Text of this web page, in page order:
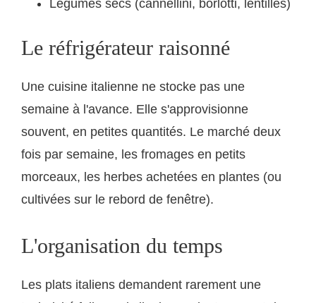
Légumes secs (cannellini, borlotti, lentilles)
Le réfrigérateur raisonné
Une cuisine italienne ne stocke pas une
semaine à l'avance. Elle s'approvisionne
souvent, en petites quantités. Le marché deux
fois par semaine, les fromages en petits
morceaux, les herbes achetées en plantes (ou
cultivées sur le rebord de fenêtre).
L'organisation du temps
Les plats italiens demandent rarement une